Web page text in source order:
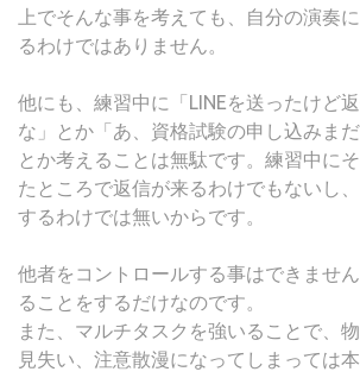
上でそんな事を考えても、自分の演奏
るわけではありません。
他にも、練習中に「LINEを送ったけど
な」とか「あ、資格試験の申し込みまだ
とか考えることは無駄です。練習中に
たところで返信が来るわけでもないし
するわけでは無いからです。
他者をコントロールする事はできませ
ることをするだけなのです。
また、マルチタスクを強いることで、
見失い、注意散漫になってしまっては本